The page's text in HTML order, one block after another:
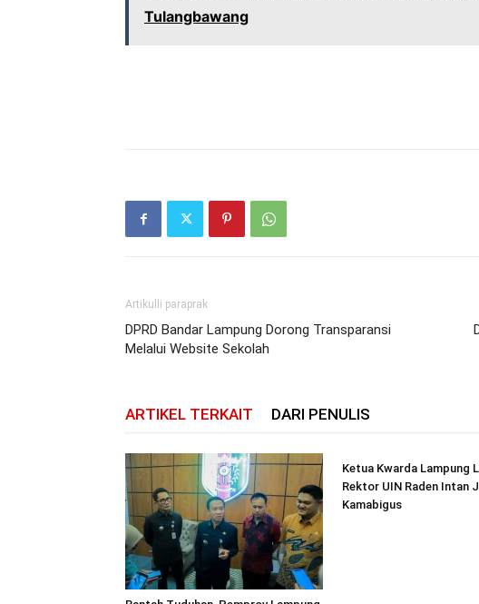
Tulangbawang
Artikulli paraprak
DPRD Bandar Lampung Dorong Transparansi
Melalui Website Sekolah
ARTIKEL TERKAIT DARI PENULIS
Ketua Kwarda Lampung
Rektor UIN Raden Intan
Kamabigus